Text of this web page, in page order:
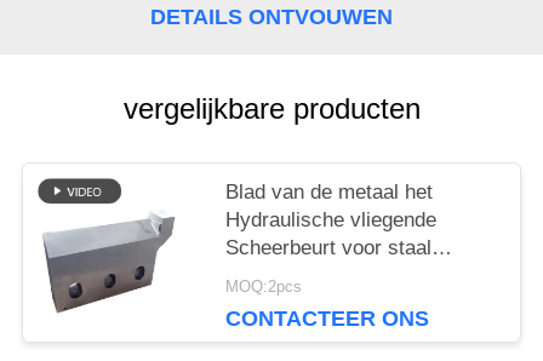
DETAILS ONTVOUWEN
vergelijkbare producten
Blad van de metaal het
Hydraulische vliegende
Scheerbeurt voor staal
producerende installatie
MOQ:2pcs
CONTACTEER ONS